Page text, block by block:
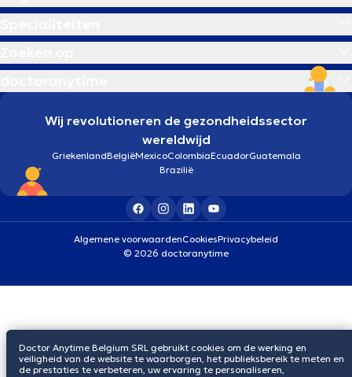
Wij revolutioneren de gezondheidssector
wereldwijd
GriekenlandBelgiëMexicoColombiaEcuadorGuatemala
Brazilië
Algemene voorwaardenCookiesPrivacybeleid
© 2026 doctoranytime
Doctor Anytime Belgium SRL gebruikt cookies om de werking en
veiligheid van de website te waarborgen, het publieksbereik te meten en
de prestaties te verbeteren, uw ervaring te personaliseren,